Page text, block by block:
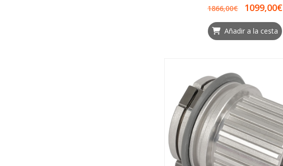
1866,00€
1099,00€
Añadir a la cesta